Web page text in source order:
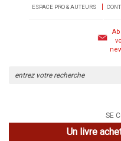
ESPACE PRO & AUTEURS
SE
Un livre